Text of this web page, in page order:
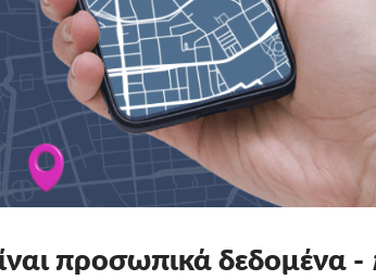
προσωπικά δεδομένα -